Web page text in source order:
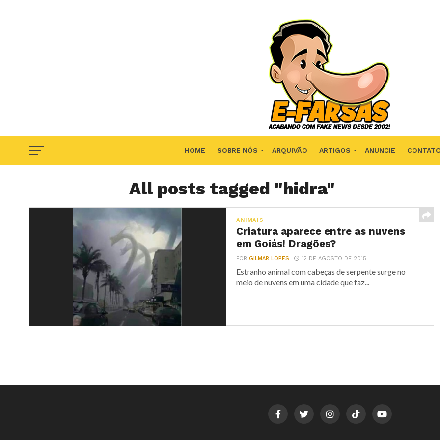
HOME SOBRE NÓS ARQUIVÃO ARTIGOS ANUNCIE CONTATO
F.A.Q
All posts tagged "hidra"
ANIMAIS
Criatura aparece entre as nuvens
em Goiás! Dragões?
PORGILMAR LOPES 12 DE AGOSTO DE 2015
Estranho animal com cabeças de serpente surge no
meio de nuvens em uma cidade que faz...